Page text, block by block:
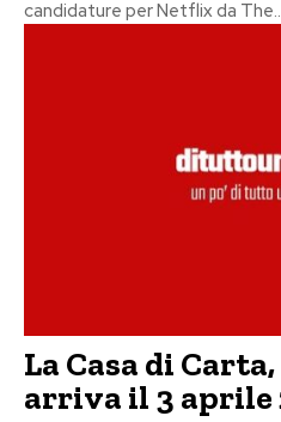
candidature per Netflix da
La Casa di
arriva il 3 aprile